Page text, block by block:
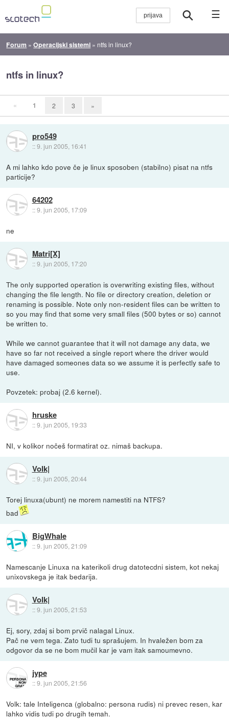
☰
Forum »Operacijski sistemi » ntfs in linux?
ntfs in linux?
« 1 2 3 »
pro549
::9. jun 2005, 16:41
A mi lahko kdo pove če je linux sposoben (stabilno) pisat na ntfs
particije?
64202
::9. jun 2005, 17:09
ne
Matri[X]
::9. jun 2005, 17:20
The only supported operation is overwriting existing files, without
changing the file length. No file or directory creation, deletion or
renaming is possible. Note only non-resident files can be written to
so you may find that some very small files (500 bytes or so) cannot
be written to.
While we cannot guarantee that it will not damage any data, we
have so far not received a single report where the driver would
have damaged someones data so we assume it is perfectly safe to
use.
Povzetek: probaj (2.6 kernel).
hruske
::9. jun 2005, 19:33
NI, v kolikor nočeš formatirat oz. nimaš backupa.
Volk|
::9. jun 2005, 20:44
Torej linuxa(ubunt) ne morem namestiti na NTFS?
bad
BigWhale
::9. jun 2005, 21:09
Namescanje Linuxa na katerikoli drug datotecdni sistem, kot nekaj
unixovskega je itak bedarija.
Volk|
::9. jun 2005, 21:53
Ej, sory, zdaj si bom prvič nalagal Linux.
Pač ne vem tega. Zato tudi tu sprašujem. In hvaležen bom za
odgovor da se ne bom mučil kar je vam itak samoumevno.
jype
::9. jun 2005, 21:56
Volk: tale Inteligenca (globalno: persona rudis) ni prevec resen, kar
lahko vidis tudi po drugih temah.